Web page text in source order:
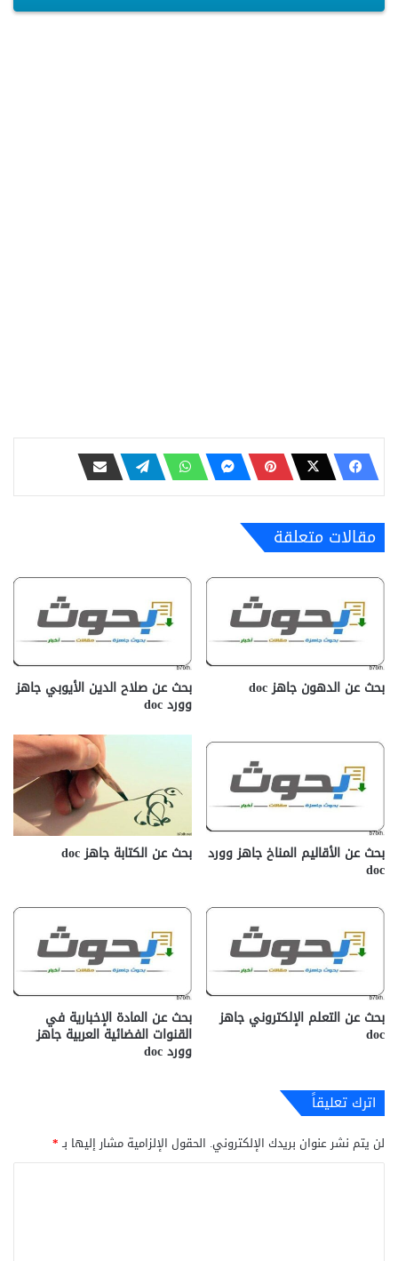
مقالات متعلقة
بحث عن الدهون جاهز doc‎ بحث عن صلاح الدين الأيوبي جاهز
وورد doc
بحث عن الأقاليم المناخ جاهز وورد
doc
بحث عن الكتابة جاهز doc‎
بحث عن التعلم الإلكتروني جاهز
doc‎
بحث عن المادة الإخبارية في
القنوات الفضائية العربية جاهز
وورد doc
اترك تعليقاً
لن يتم نشر عنوان بريدك الإلكتروني. الحقول الإلزامية مشار إليها بـ*